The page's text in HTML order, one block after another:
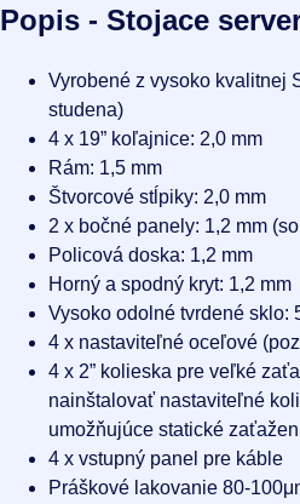
Popis - Stojace
Vyrobené z vysoko kvalitnej
studena)
4 x 19” koľajnice: 2,0 mm
Rám: 1,5 mm
Štvorcové stĺpiky: 2,0 mm
2 x bočné panely: 1,2 mm
Policová doska: 1,2 mm
Horný a spodný kryt: 1,2 mm
Vysoko odolné tvrdené sklo:
4 x nastaviteľné oceľové
4 x 2” kolieska pre veľké
nainštalovať nastaviteľné
umožňujúce statické
4 x vstupný panel pre káble
Práškové lakovanie 80-